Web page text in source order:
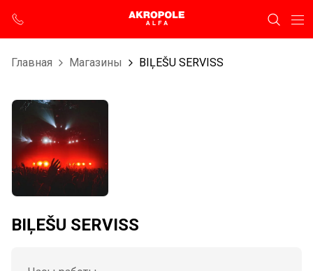
Главная Магазины BIĻEŠU SERVISS
BIĻEŠU SERVISS